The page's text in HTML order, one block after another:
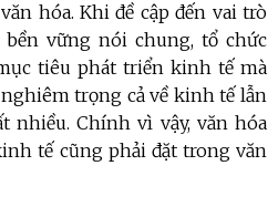
hóa. Khi đề cập đến vai trò
vững nói chung, tổ chức
tiêu phát triển kinh tế mà
trọng cả về kinh tế lẫn
nhiều. Chính vì vậy, văn hóa
tế cũng phải đặt trong văn